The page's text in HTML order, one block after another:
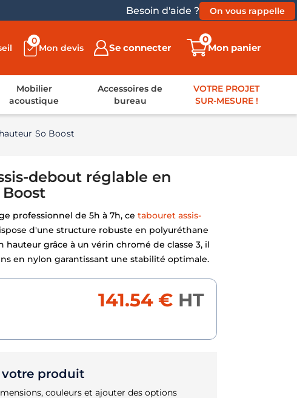
Besoin d'aide ? On vous rappelle
Mon devis
0
Se connecter Mon panier
0
Mobilier
acoustique
Accessoires de
bureau
VOTRE PROJET
SUR-MESURE !
So Boost
debout réglable en
professionnel de 5h à 7h, ce tabouret assis-
d'une structure robuste en polyuréthane
hauteur grâce à un vérin chromé de classe 3, il
en nylon garantissant une stabilité optimale.
141.54 € HT
produit
couleurs et ajouter des options